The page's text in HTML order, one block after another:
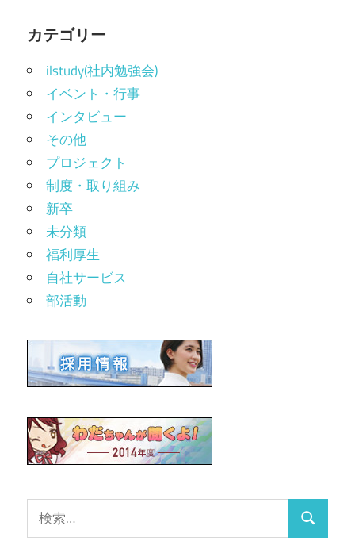
カテゴリー
ilstudy(社内勉強会)
イベント・行事
インタビュー
その他
プロジェクト
制度・取り組み
新卒
未分類
福利厚生
自社サービス
部活動